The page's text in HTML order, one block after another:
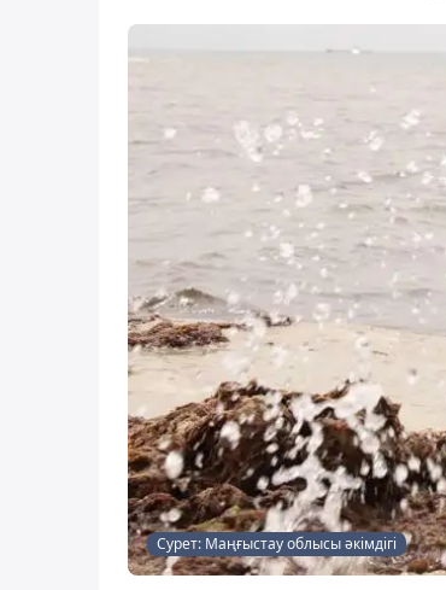
Сурет: Маңғыстау облысы әкімдігі